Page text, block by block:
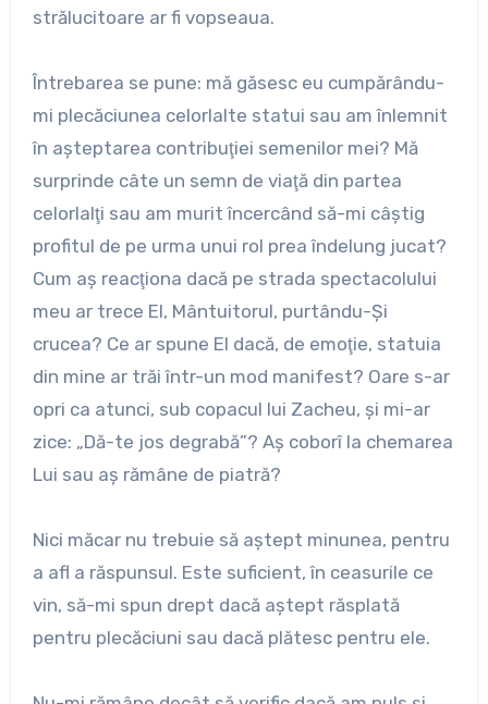
strălucitoare ar fi vopseaua.
Întrebarea se pune: mă găsesc eu cumpărându-
mi plecăciunea celorlalte statui sau am înlemnit
în aşteptarea contribuţiei semenilor mei? Mă
surprinde câte un semn de viaţă din partea
celorlalţi sau am murit încercând să-mi câştig
profitul de pe urma unui rol prea îndelung jucat?
Cum aş reacţiona dacă pe strada spectacolului
meu ar trece El, Mântuitorul, purtându-Şi
crucea? Ce ar spune El dacă, de emoţie, statuia
din mine ar trăi într-un mod manifest? Oare s-ar
opri ca atunci, sub copacul lui Zacheu, şi mi-ar
zice: „Dă-te jos degrabă”? Aş coborî la chemarea
Lui sau aş rămâne de piatră?
Nici măcar nu trebuie să aştept minunea, pentru
a afl a răspunsul. Este suficient, în ceasurile ce
vin, să-mi spun drept dacă aştept răsplată
pentru plecăciuni sau dacă plătesc pentru ele.